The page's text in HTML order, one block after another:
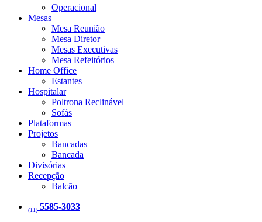
Operacional
Mesas
Mesa Reunião
Mesa Diretor
Mesas Executivas
Mesa Refeitórios
Home Office
Estantes
Hospitalar
Poltrona Reclinável
Sofás
Plataformas
Projetos
Bancadas
Bancada
Divisórias
Recepção
Balcão
(11) 5585-3033